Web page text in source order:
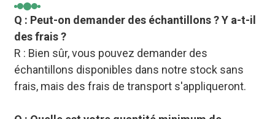
Q : Peut-on demander des échantillons ? Y a-t-il
des frais ?
R : Bien sûr, vous pouvez demander des
échantillons disponibles dans notre stock sans
frais, mais des frais de transport s'appliqueront.